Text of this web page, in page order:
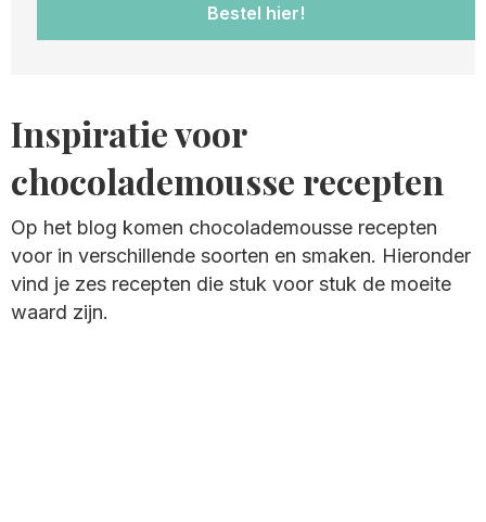
Bestel hier!
Inspiratie voor
chocolademousse recepten
Op het blog komen chocolademousse recepten
voor in verschillende soorten en smaken. Hieronder
vind je zes recepten die stuk voor stuk de moeite
waard zijn.